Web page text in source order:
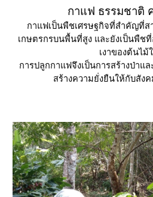
กาแฟ ธรรมชาติ
กาแฟเป็นพืชเศรษฐกิจที่สำคัญที่ส
เกษตรกรบนพื้นที่สูง และยังเป็นพืช
เงาของต้นไม้
การปลูกกาแฟจึงเป็นการสร้างป่าแ
สร้างความยั่งยืนให้กับสัง